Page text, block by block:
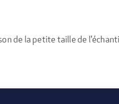
de la petite taille de